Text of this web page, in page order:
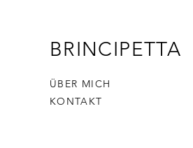
BRINCIPETTA
ÜBER MICH
KONTAKT